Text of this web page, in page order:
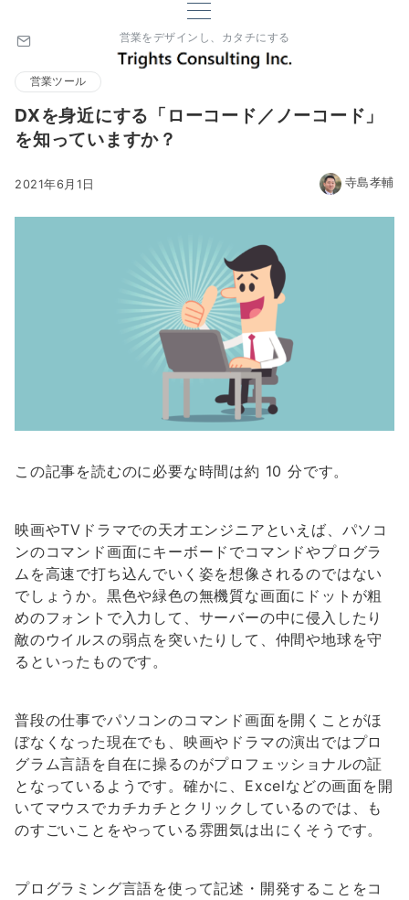
営業をデザインし、カタチにする
営業ツール
DXを身近にする「ローコード／ノーコード」
を知っていますか？
2021年6月1日 寺島孝輔
この記事を読むのに必要な時間は約 10 分です。
映画やTVドラマでの天才エンジニアといえば、パソコ
ンのコマンド画面にキーボードでコマンドやプログラ
ムを高速で打ち込んでいく姿を想像されるのではない
でしょうか。黒色や緑色の無機質な画面にドットが粗
めのフォントで入力して、サーバーの中に侵入したり
敵のウイルスの弱点を突いたりして、仲間や地球を守
るといったものです。
普段の仕事でパソコンのコマンド画面を開くことがほ
ぼなくなった現在でも、映画やドラマの演出ではプロ
グラム言語を自在に操るのがプロフェッショナルの証
となっているようです。確かに、Excelなどの画面を開
いてマウスでカチカチとクリックしているのでは、も
のすごいことをやっている雰囲気は出にくそうです。
プログラミング言語を使って記述・開発することをコ